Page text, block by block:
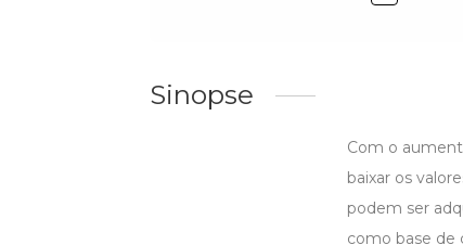
Sinopse
Com o
baixar os
podem ser
como base de